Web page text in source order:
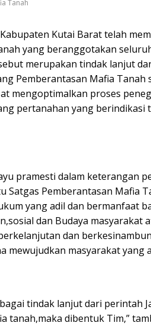
Tanah
Kutai Barat telah
yang beranggotakan
merupakan tindak lanjut
Pemberantasan Mafia Tanah
mengoptimalkan proses
pertanahan yang berindikasi
pramesti dalam keterangan
Satgas Pemberantasan Mafia
yang adil dan bermanfaat
dan Budaya masyarakat
dan
masyarakat yang
tindak lanjut dari perintah
tanah,maka dibentuk Tim,”